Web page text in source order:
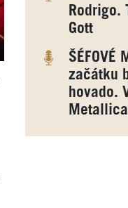
Rodrigo.
Gott
ŠÉFOVÉ
začátku
hovado.
Metallica